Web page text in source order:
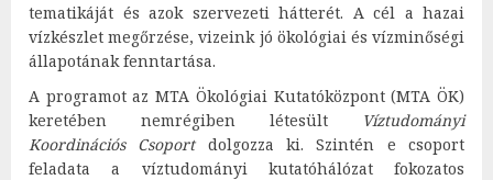
tematikáját és azok szervezeti hátterét. A cél a hazai
vízkészlet megőrzése, vizeink jó ökológiai és vízminőségi
állapotának fenntartása.
A programot az MTA Ökológiai Kutatóközpont (MTA ÖK)
keretében nemrégiben létesült
Víztudományi
Koordinációs Csoportdolgozza ki. Szintén e csoport
feladata a víztudományi kutatóhálózat fokozatos